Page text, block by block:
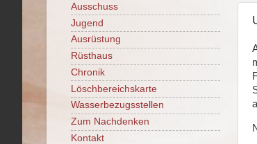
Ausschuss
Jugend
Ausrüstung
Rüsthaus
Chronik
Löschbereichskarte
Wasserbezugsstellen
Zum Nachdenken
Kontakt